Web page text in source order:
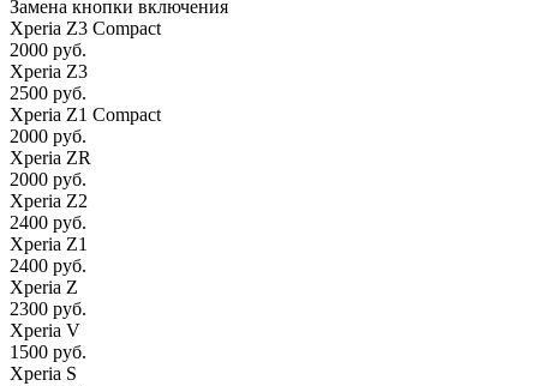
Замена кнопки включения
Xperia Z3 Compact
2000 руб.
Xperia Z3
2500 руб.
Xperia Z1 Compact
2000 руб.
Xperia ZR
2000 руб.
Xperia Z2
2400 руб.
Xperia Z1
2400 руб.
Xperia Z
2300 руб.
Xperia V
1500 руб.
Xperia S